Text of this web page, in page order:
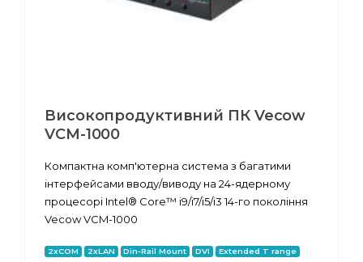
Високопродуктивний ПК Vecow
VCM-1000
Компактна комп'ютерна система з багатими
інтерфейсами вводу/виводу на 24-ядерному
процесорі Intel® Core™ i9/i7/i5/i3 14-го покоління
Vecow VCM-1000
2xCOM 2xLAN Din-Rail Mount DVI Extended T range